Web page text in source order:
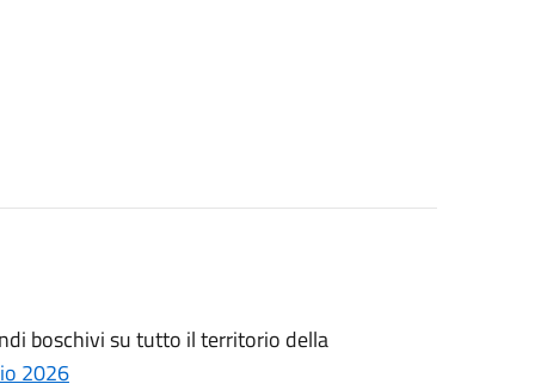
boschivi su tutto il territorio della
2026